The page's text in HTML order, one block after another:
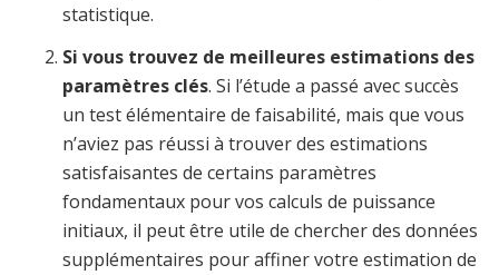
statistique.
Si vous trouvez de meilleures estimations des
paramètres clés. Si l’étude a passé avec succès
un test élémentaire de faisabilité, mais que vous
n’aviez pas réussi à trouver des estimations
satisfaisantes de certains paramètres
fondamentaux pour vos calculs de puissance
initiaux, il peut être utile de chercher des données
supplémentaires pour affiner votre estimation de